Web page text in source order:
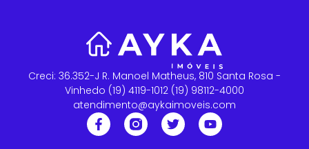
Creci: 36.352-J R. Manoel Matheus, 810 Santa Rosa -
Vinhedo (19) 4119-1012 (19) 98112-4000
atendimento@aykaimoveis.com